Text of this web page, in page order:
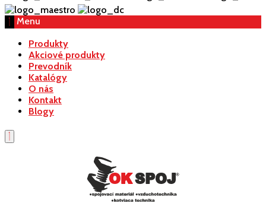
Menu
Produkty
Akciové produkty
Prevodník
Katalógy
O nás
Kontakt
Blogy